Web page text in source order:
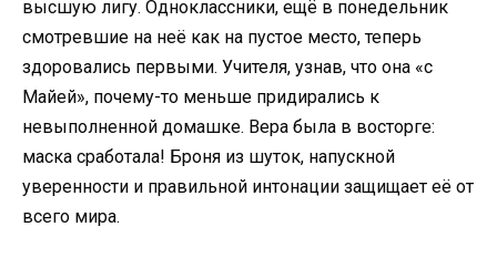
высшую лигу. Одноклассники, ещё в понедельник
смотревшие на неё как на пустое место, теперь
здоровались первыми. Учителя, узнав, что она «с
Майей», почему-то меньше придирались к
невыполненной домашке. Вера была в восторге:
маска сработала! Броня из шуток, напускной
уверенности и правильной интонации защищает её от
всего мира.